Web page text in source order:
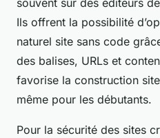
souvent sur des éditeurs
Ils offrent la possibilité
naturel site sans code
des balises, URLs et
favorise la construction
même pour les débutants.
Pour la sécurité des sites